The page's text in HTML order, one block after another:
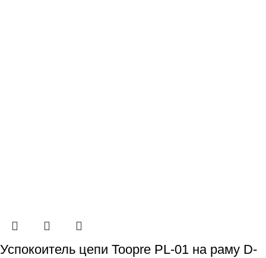
Успокоитель цепи Toopre PL-01 на раму D-